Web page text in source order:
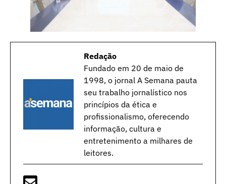
Redação
Fundado em 20 de maio de
1998, o jornal A Semana pauta
seu trabalho jornalístico nos
princípios da ética e
profissionalismo, oferecendo
informação, cultura e
entretenimento a milhares de
leitores.